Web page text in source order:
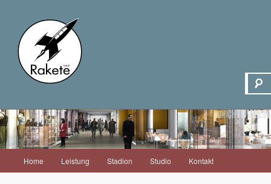
Zum
Home Leistung Stadion Studio Kontakt